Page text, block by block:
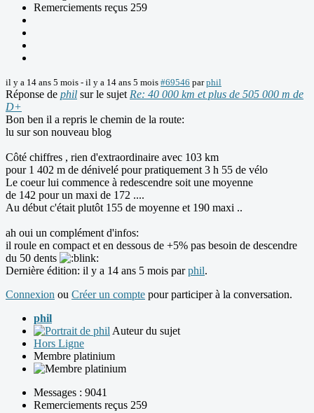
Remerciements reçus 259
il y a 14 ans 5 mois - il y a 14 ans 5 mois #69546 parphil
Réponse de phil sur le sujet Re: 40 000 km et plus de 505 000 m de
D+
Bon ben il a repris le chemin de la route:
lu sur son nouveau blog
Côté chiffres , rien d'extraordinaire avec 103 km
pour 1 402 m de dénivelé pour pratiquement 3 h 55 de vélo
Le coeur lui commence à redescendre soit une moyenne
de 142 pour un maxi de 172 ....
Au début c'était plutôt 155 de moyenne et 190 maxi ..
ah oui un complément d'infos:
il roule en compact et en dessous de +5% pas besoin de descendre
du 50 dents
Dernière édition: il y a 14 ans 5 mois parphil.
Connexion ou Créer un compte pour participer à la conversation.
phil
Auteur du sujet
Hors Ligne
Membre platinium
Messages : 9041
Remerciements reçus 259